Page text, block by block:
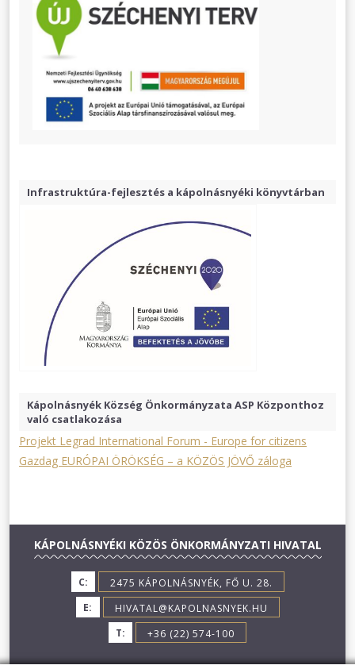
Infrastruktúra-fejlesztés a kápolnásnyéki könyvtárban
Kápolnásnyék Község Önkormányzata ASP Központhoz
való csatlakozása
Projekt Legrad International Forum - Europe for citizens
Gazdag EURÓPAI ÖRÖKSÉG – a KÖZÖS JÖVŐ záloga
KÁPOLNÁSNYÉKI KÖZÖS ÖNKORMÁNYZATI HIVATAL
C:
2475 KÁPOLNÁSNYÉK, FŐ U. 28.
E:
HIVATAL@KAPOLNASNYEK.HU
T:
+36 (22) 574-100